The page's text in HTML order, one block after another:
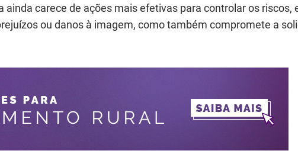
ainda carece de ações mais efetivas para controlar os riscos,
ou danos à imagem, como também compromete a